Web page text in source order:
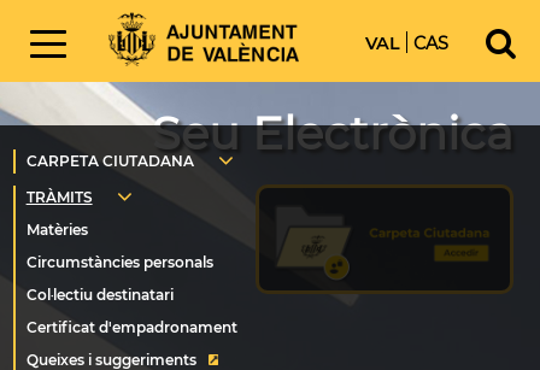
VAL CAS
Seu Electrònica
Queixes i suggeriments